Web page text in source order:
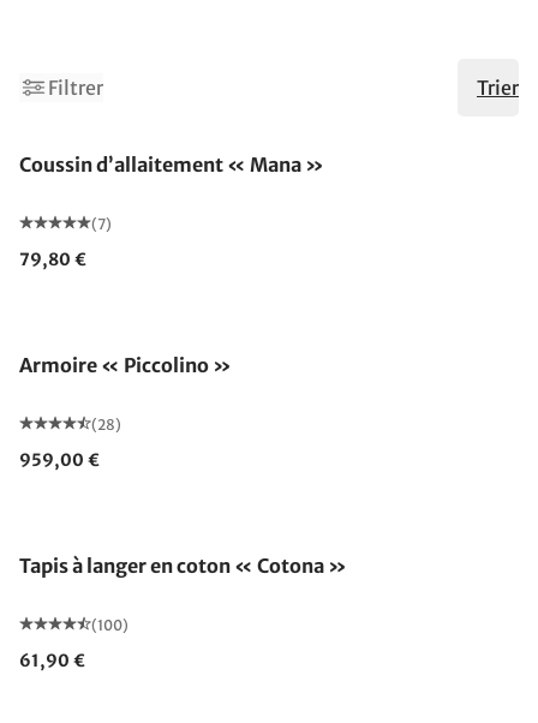
Filtrer Trier
Coussin d’allaitement « Mana »
(7)
79,80 €
Armoire « Piccolino »
(28)
959,00 €
Tapis à langer en coton « Cotona »
(100)
61,90 €
1